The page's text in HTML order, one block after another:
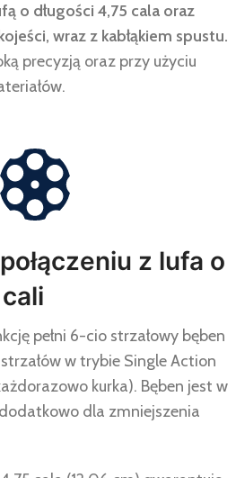
o długości 4,75 cala oraz
wraz z kabłąkiem spustu.
precyzją oraz przy użyciu
z lufa o
pełni 6-cio strzałowy bęben
w trybie Single Action
kurka). Bęben jest w
dla zmniejszenia